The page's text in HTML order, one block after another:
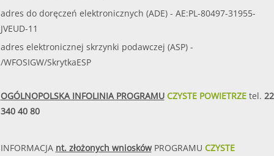
adres do doręczeń elektronicznych (ADE) - AE:PL-80497-31955-
JVEUD-11
adres elektronicznej skrzynki podawczej (ASP) -
/WFOSIGW/SkrytkaESP
OGÓLNOPOLSKA INFOLINIA PROGRAMUCZYSTE POWIETRZEtel. 22
340 40 80
INFORMACJA nt. złożonych wnioskówPROGRAMU CZYSTE